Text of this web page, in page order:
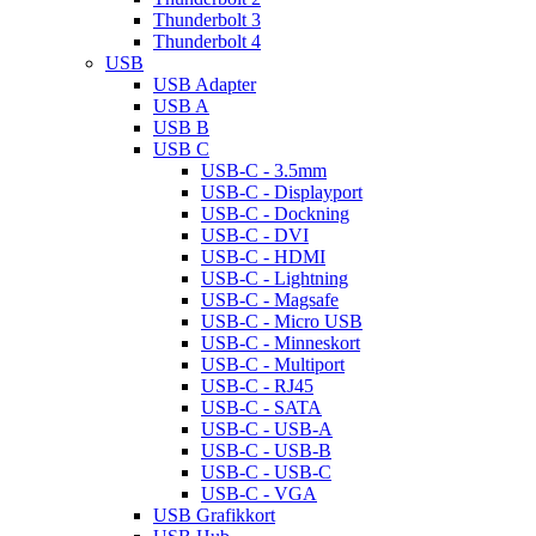
Thunderbolt 3
Thunderbolt 4
USB
USB Adapter
USB A
USB B
USB C
USB-C - 3.5mm
USB-C - Displayport
USB-C - Dockning
USB-C - DVI
USB-C - HDMI
USB-C - Lightning
USB-C - Magsafe
USB-C - Micro USB
USB-C - Minneskort
USB-C - Multiport
USB-C - RJ45
USB-C - SATA
USB-C - USB-A
USB-C - USB-B
USB-C - USB-C
USB-C - VGA
USB Grafikkort